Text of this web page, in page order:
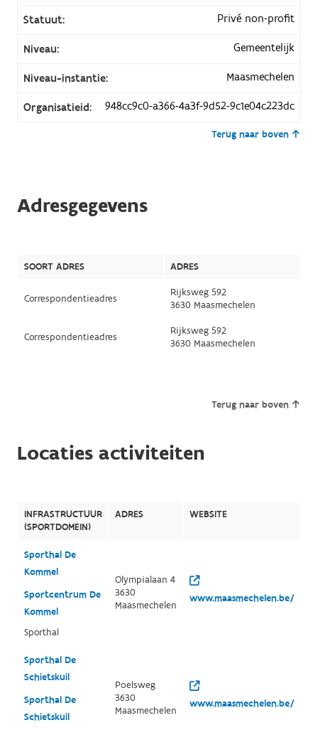
Statuut:
Privé non-profit
Niveau: Gemeentelijk
Niveau-instantie: Maasmechelen
Organisatieid: 948cc9c0-a366-4a3f-9d52-9c1e04c223dc
Terug naar boven
Adresgegevens
SOORT ADRES ADRES
Correspondentieadres
Rijksweg 592
3630 Maasmechelen
Correspondentieadres
Rijksweg 592
3630 Maasmechelen
Terug naar boven
Locaties activiteiten
INFRASTRUCTUUR
(SPORTDOMEIN)
ADRES WEBSITE
Sporthal De
Kommel
Sportcentrum De
Kommel
Sporthal
Olympialaan 4
3630
Maasmechelen
www.maasmechelen.be/
Sporthal De
Schietskuil
Sporthal De
Schietskuil
Poelsweg
3630
Maasmechelen
www.maasmechelen.be/